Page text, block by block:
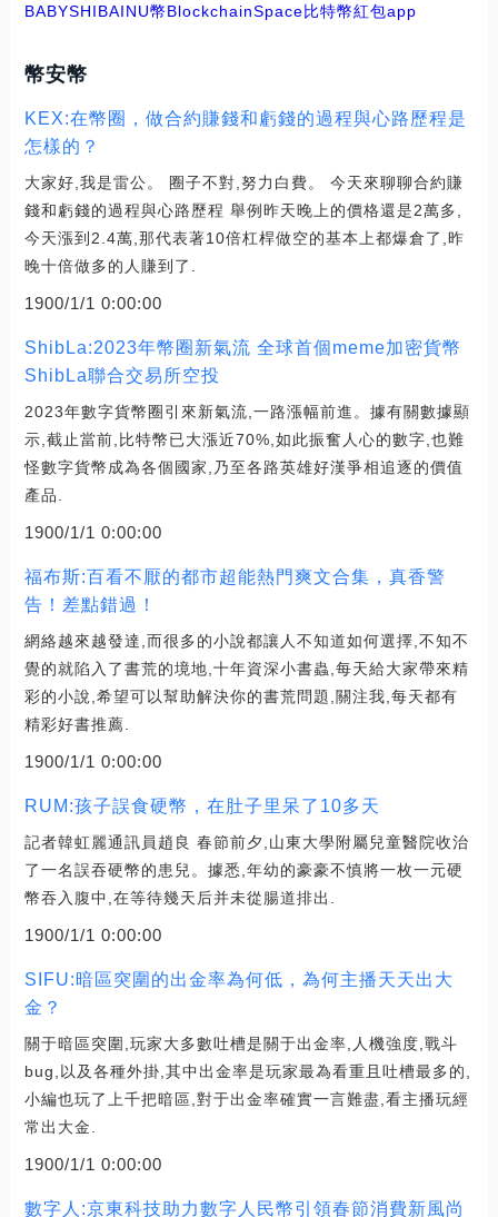
BABYSHIBAINU幣BlockchainSpace比特幣紅包app
幣安幣
KEX:在幣圈，做合約賺錢和虧錢的過程與心路歷程是
怎樣的？
大家好,我是雷公。 圈子不對,努力白費。 今天來聊聊合約賺
錢和虧錢的過程與心路歷程 舉例昨天晚上的價格還是2萬多,
今天漲到2.4萬,那代表著10倍杠桿做空的基本上都爆倉了,昨
晚十倍做多的人賺到了.
1900/1/1 0:00:00
ShibLa:2023年幣圈新氣流 全球首個meme加密貨幣
ShibLa聯合交易所空投
2023年數字貨幣圈引來新氣流,一路漲幅前進。據有關數據顯
示,截止當前,比特幣已大漲近70%,如此振奮人心的數字,也難
怪數字貨幣成為各個國家,乃至各路英雄好漢爭相追逐的價值
產品.
1900/1/1 0:00:00
福布斯:百看不厭的都市超能熱門爽文合集，真香警
告！差點錯過！
網絡越來越發達,而很多的小說都讓人不知道如何選擇,不知不
覺的就陷入了書荒的境地,十年資深小書蟲,每天給大家帶來精
彩的小說,希望可以幫助解決你的書荒問題,關注我,每天都有
精彩好書推薦.
1900/1/1 0:00:00
RUM:孩子誤食硬幣，在肚子里呆了10多天
記者韓虹麗通訊員趙良 春節前夕,山東大學附屬兒童醫院收治
了一名誤吞硬幣的患兒。據悉,年幼的豪豪不慎將一枚一元硬
幣吞入腹中,在等待幾天后并未從腸道排出.
1900/1/1 0:00:00
SIFU:暗區突圍的出金率為何低，為何主播天天出大
金？
關于暗區突圍,玩家大多數吐槽是關于出金率,人機強度,戰斗
bug,以及各種外掛,其中出金率是玩家最為看重且吐槽最多的,
小編也玩了上千把暗區,對于出金率確實一言難盡,看主播玩經
常出大金.
1900/1/1 0:00:00
數字人:京東科技助力數字人民幣引領春節消費新風尚